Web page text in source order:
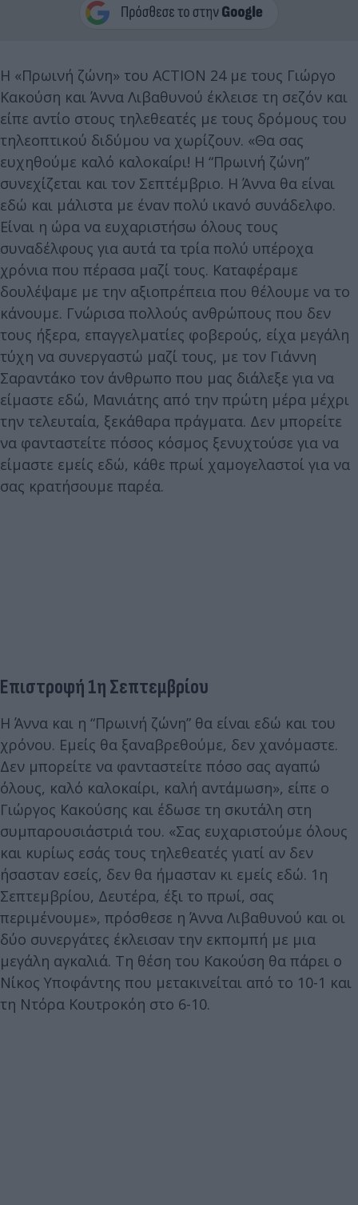
Η «Πρωινή ζώνη» του ACTION 24 με τους Γιώργο
Κακούση και Άννα Λιβαθυνού έκλεισε τη σεζόν και
είπε αντίο στους τηλεθεατές με τους δρόμους του
τηλεοπτικού διδύμου να χωρίζουν. «Θα σας
ευχηθούμε καλό καλοκαίρι! Η “Πρωινή ζώνη”
συνεχίζεται και τον Σεπτέμβριο. Η Άννα θα είναι
εδώ και μάλιστα με έναν πολύ ικανό συνάδελφο.
Είναι η ώρα να ευχαριστήσω όλους τους
συναδέλφους για αυτά τα τρία πολύ υπέροχα
χρόνια που πέρασα μαζί τους. Καταφέραμε
δουλέψαμε με την αξιοπρέπεια που θέλουμε να το
κάνουμε. Γνώρισα πολλούς ανθρώπους που δεν
τους ήξερα, επαγγελματίες φοβερούς, είχα μεγάλη
τύχη να συνεργαστώ μαζί τους, με τον Γιάννη
Σαραντάκο τον άνθρωπο που μας διάλεξε για να
είμαστε εδώ, Μανιάτης από την πρώτη μέρα μέχρι
την τελευταία, ξεκάθαρα πράγματα. Δεν μπορείτε
να φανταστείτε πόσος κόσμος ξενυχτούσε για να
είμαστε εμείς εδώ, κάθε πρωί χαμογελαστοί για να
σας κρατήσουμε παρέα.
Επιστροφή 1η Σεπτεμβρίου
Η Άννα και η “Πρωινή ζώνη” θα είναι εδώ και του
χρόνου. Εμείς θα ξαναβρεθούμε, δεν χανόμαστε.
Δεν μπορείτε να φανταστείτε πόσο σας αγαπώ
όλους, καλό καλοκαίρι, καλή αντάμωση», είπε ο
Γιώργος Κακούσης και έδωσε τη σκυτάλη στη
συμπαρουσιάστριά του. «Σας ευχαριστούμε όλους
και κυρίως εσάς τους τηλεθεατές γιατί αν δεν
ήσασταν εσείς, δεν θα ήμασταν κι εμείς εδώ. 1η
Σεπτεμβρίου, Δευτέρα, έξι το πρωί, σας
περιμένουμε», πρόσθεσε η Άννα Λιβαθυνού και οι
δύο συνεργάτες έκλεισαν την εκπομπή με μια
μεγάλη αγκαλιά. Τη θέση του Κακούση θα πάρει ο
Νίκος Υποφάντης που μετακινείται από το 10-1 και
τη Ντόρα Κουτροκόη στο 6-10.